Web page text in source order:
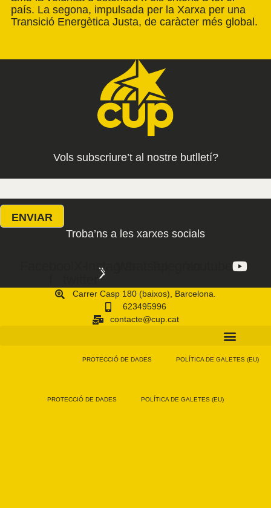
país. La segona, impulsada per la Xarxa per una
Transició Energètica Justa, de caràcter més global.
Vols subscriure’t al nostre butlletí?
ENVIAR
Troba’ns a les xarxes socials
Instagram Youtube
Carrer Casp 180 (baixos), Barcelona.
623495996
contacte@cup.cat
PROTECCIÓ DE DADES POLÍTICA DE GALETES (EU)
PROTECCIÓ DE DADES POLÍTICA DE GALETES (EU)